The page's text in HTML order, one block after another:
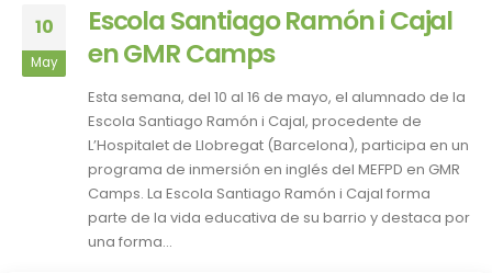
10
May
Escola Santiago Ramón i Cajal
en GMR Camps
Esta semana, del 10 al 16 de mayo, el alumnado de la
Escola Santiago Ramón i Cajal, procedente de
L’Hospitalet de Llobregat (Barcelona), participa en un
programa de inmersión en inglés del MEFPD en GMR
Camps. La Escola Santiago Ramón i Cajal forma
parte de la vida educativa de su barrio y destaca por
una forma...